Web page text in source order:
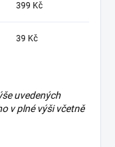
399 Kč
39 Kč
uvedených
v plné výši včetně